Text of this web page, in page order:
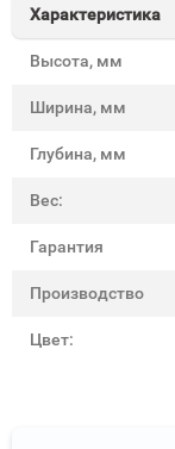
Характеристика
Высота, мм
Ширина, мм
Глубина, мм
Вес:
Гарантия
Производство
Цвет: